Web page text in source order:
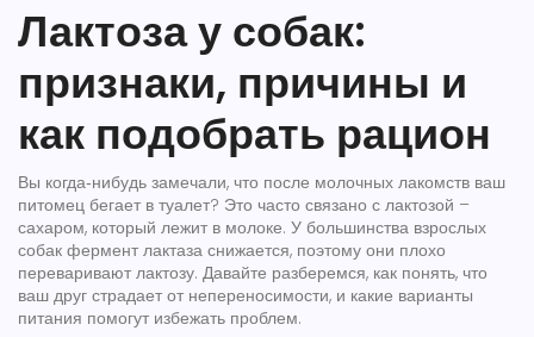
Лактоза у собак:
признаки, причины и
как подобрать рацион
Вы когда‑нибудь замечали, что после молочных лакомств ваш
питомец бегает в туалет? Это часто связано с лактозой –
сахаром, который лежит в молоке. У большинства взрослых
собак фермент лактаза снижается, поэтому они плохо
переваривают лактозу. Давайте разберемся, как понять, что
ваш друг страдает от непереносимости, и какие варианты
питания помогут избежать проблем.